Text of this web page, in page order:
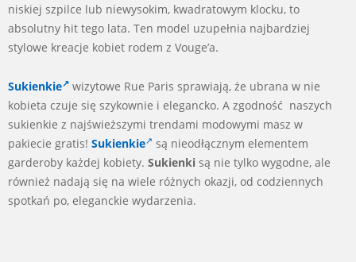
niskiej szpilce lub niewysokim, kwadratowym klocku, to
absolutny hit tego lata. Ten model uzupełnia najbardziej
stylowe kreacje kobiet rodem z Vouge’a.
Sukienkie
wizytowe Rue Paris sprawiają, że ubrana w nie
kobieta czuje się szykownie i elegancko. A zgodność naszych
sukienkie z najświeższymi trendami modowymi masz w
pakiecie gratis! Sukienkie
są nieodłącznym elementem
garderoby każdej kobiety. Sukienki są nie tylko wygodne, ale
również nadają się na wiele różnych okazji, od codziennych
spotkań po, eleganckie wydarzenia.